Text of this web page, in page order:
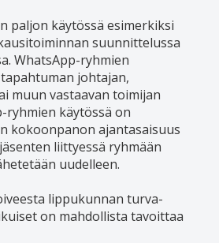
paljon käytössä esimerkiksi
suunnittelussa
WhatsApp-ryhmien
johtajan,
muun vastaavan toimijan
ryhmien käytössä on
kokoonpanon ajantasaisuus
liittyessä ryhmään
uudelleen.
lippukunnan turva-
on mahdollista tavoittaa